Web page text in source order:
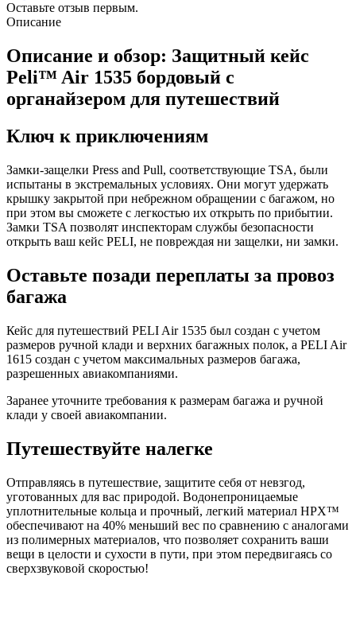
Оставьте отзыв первым.
Описание
Описание и обзор: Защитный кейс
Peli™ Air 1535 бордовый с
органайзером для путешествий
Ключ к приключениям
Замки-защелки Press and Pull, соответствующие TSA, были
испытаны в экстремальных условиях. Они могут удержать
крышку закрытой при небрежном обращении с багажом, но
при этом вы сможете с легкостью их открыть по прибытии.
Замки TSA позволят инспекторам службы безопасности
открыть ваш кейс PELI, не повреждая ни защелки, ни замки.
Оставьте позади переплаты за провоз
багажа
Кейс для путешествий PELI Air 1535 был создан с учетом
размеров ручной клади и верхних багажных полок, а PELI Air
1615 создан с учетом максимальных размеров багажа,
разрешенных авиакомпаниями.
Заранее уточните требования к размерам багажа и ручной
клади у своей авиакомпании.
Путешествуйте налегке
Отправляясь в путешествие, защитите себя от невзгод,
уготованных для вас природой. Водонепроницаемые
уплотнительные кольца и прочный, легкий материал HPX™
обеспечивают на 40% меньший вес по сравнению с аналогами
из полимерных материалов, что позволяет сохранить ваши
вещи в целости и сухости в пути, при этом передвигаясь со
сверхзвуковой скоростью!